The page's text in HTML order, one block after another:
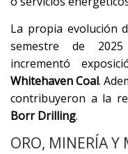
La propia evolución
semestre de
incrementó
Whitehaven Coal.
contribuyeron a la
Borr Drilling.
ORO, MINERÍA Y